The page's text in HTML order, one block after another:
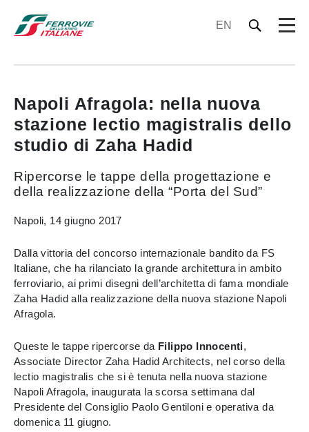
EN
Napoli Afragola: nella nuova
stazione lectio magistralis dello
studio di Zaha Hadid
Ripercorse le tappe della progettazione e
della realizzazione della “Porta del Sud”
Napoli, 14 giugno 2017
Dalla vittoria del concorso internazionale bandito da FS
Italiane, che ha rilanciato la grande architettura in ambito
ferroviario, ai primi disegni dell’architetta di fama mondiale
Zaha Hadid alla realizzazione della nuova stazione Napoli
Afragola.
Queste le tappe ripercorse da Filippo Innocenti,
Associate Director Zaha Hadid Architects, nel corso della
lectio magistralis che si è tenuta nella nuova stazione
Napoli Afragola, inaugurata la scorsa settimana dal
Presidente del Consiglio Paolo Gentiloni e operativa da
domenica 11 giugno.